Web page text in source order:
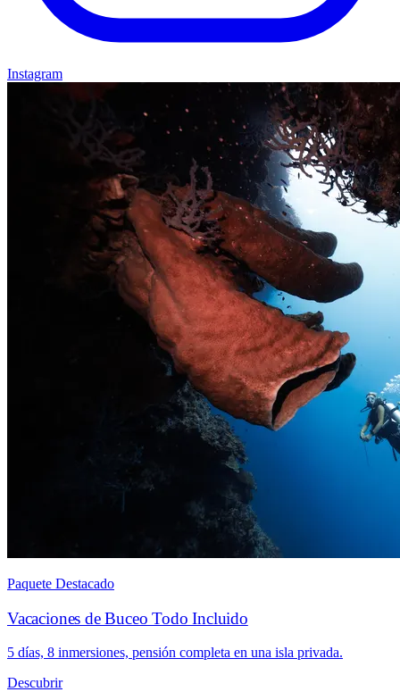
Instagram
Paquete Destacado
Vacaciones de Buceo Todo Incluido
5 días, 8 inmersiones, pensión completa en una isla privada.
Descubrir